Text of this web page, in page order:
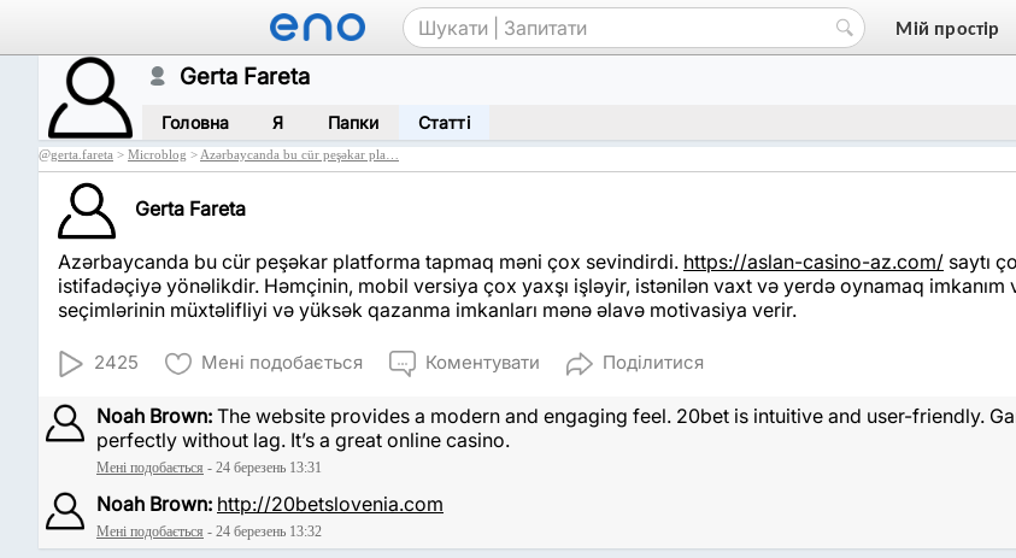
Мій простір
Gerta Fareta
Головна Я Папки Статті
@gerta.fareta > Microblog > Azərbaycanda bu cür peşəkar pla…
Gerta Fareta
Azərbaycanda bu cür peşəkar platforma tapmaq məni çox sevindirdi. https://aslan-casino-az.com/ saytı
istifadəçiyə yönəlikdir. Həmçinin, mobil versiya çox yaxşı işləyir, istənilən vaxt və yerdə oynamaq imkanım
seçimlərinin müxtəlifliyi və yüksək qazanma imkanları mənə əlavə motivasiya verir.
2425 Мені подобається Коментувати Поділитися
Noah Brown: The website provides a modern and engaging feel. 20bet is intuitive and user-friendly.
perfectly without lag. It’s a great online casino.
Мені подобається - 24 березень 13:31
Noah Brown: http://20betslovenia.com
Мені подобається - 24 березень 13:32